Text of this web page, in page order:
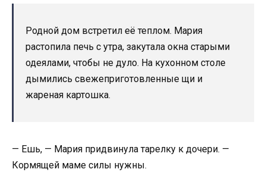
Родной дом встретил её теплом. Мария
растопила печь с утра, закутала окна старыми
одеялами, чтобы не дуло. На кухонном столе
дымились свежеприготовленные щи и
жареная картошка.
— Ешь, — Мария придвинула тарелку к дочери. —
Кормящей маме силы нужны.